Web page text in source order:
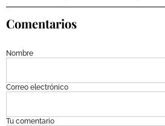
Comentarios
Nombre
Correo electrónico
Tu comentario